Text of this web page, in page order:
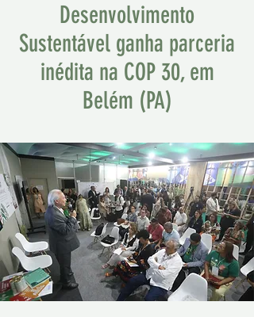
Desenvolvimento
Sustentável ganha parceria
inédita na COP 30, em
Belém (PA)